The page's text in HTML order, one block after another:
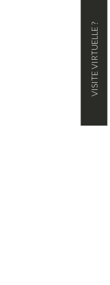
VISITE VIRTUELLE ?